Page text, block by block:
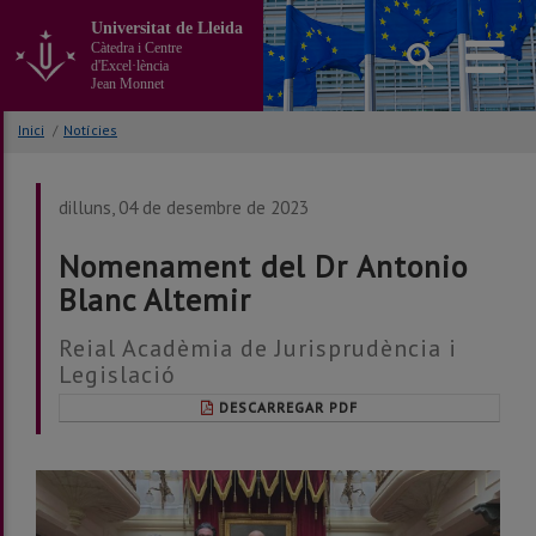
contingut
principal
de
Universitat de Lleida
Càtedra i Centre
d'Excel·lència
Jean Monnet
Inici / Notícies
dilluns, 04 de desembre de 2023
Nomenament del Dr Antonio
Blanc Altemir
Reial Acadèmia de Jurisprudència i
Legislació
DESCARREGAR PDF